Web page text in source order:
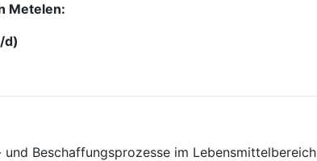
Me­te­len:
d)
Beschaffungsprozesse im Lebensmittelbereich